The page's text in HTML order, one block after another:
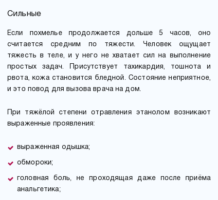
Сильные
Если похмелье продолжается дольше 5 часов, оно
считается средним по тяжести. Человек ощущает
тяжесть в теле, и у него не хватает сил на выполнение
простых задач. Присутствует тахикардия, тошнота и
рвота, кожа становится бледной. Состояние неприятное,
и это повод для вызова врача на дом.
При тяжёлой степени отравления этанолом возникают
выраженные проявления:
выраженная одышка;
обмороки;
головная боль, не проходящая даже после приёма
анальгетика;